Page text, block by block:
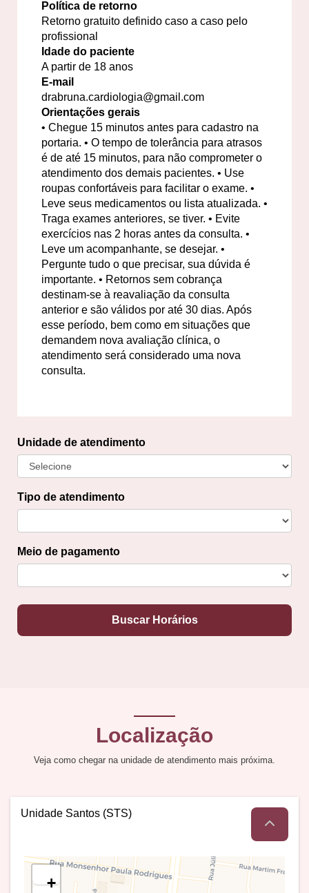
Política de retorno
Retorno gratuito definido caso a caso pelo
profissional
Idade do paciente
A partir de 18 anos
E-mail
drabruna.cardiologia@gmail.com
Orientações gerais
• Chegue 15 minutos antes para cadastro na
portaria. • O tempo de tolerância para atrasos
é de até 15 minutos, para não comprometer o
atendimento dos demais pacientes. • Use
roupas confortáveis para facilitar o exame. •
Leve seus medicamentos ou lista atualizada. •
Traga exames anteriores, se tiver. • Evite
exercícios nas 2 horas antes da consulta. •
Leve um acompanhante, se desejar. •
Pergunte tudo o que precisar, sua dúvida é
importante. • Retornos sem cobrança
destinam-se à reavaliação da consulta
anterior e são válidos por até 30 dias. Após
esse período, bem como em situações que
demandem nova avaliação clínica, o
atendimento será considerado uma nova
consulta.
Unidade de atendimento
Tipo de atendimento
Meio de pagamento
Buscar Horários
Localização
Veja como chegar na unidade de atendimento mais próxima.
Unidade Santos (STS)
+